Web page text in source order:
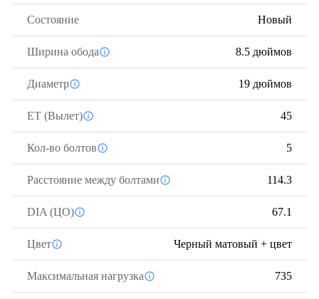
Состояние Новый
Ширина обода 8.5 дюймов
Диаметр 19 дюймов
ЕТ (Вылет) 45
Кол-во болтов 5
Расстояние между болтами 114.3
DIA (ЦО) 67.1
Цвет Черный матовый + цвет
Максимальная нагрузка 735